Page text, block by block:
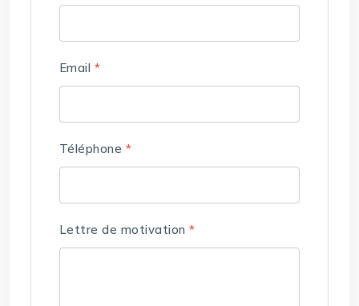
Email *
Téléphone *
Lettre de motivation*